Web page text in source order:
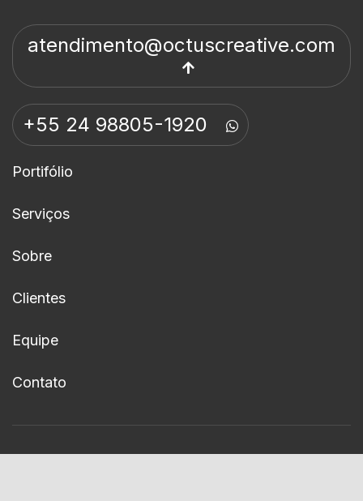
atendimento@octuscreative.com
+55 24 98805-1920
Portifólio
Serviços
Sobre
Clientes
Equipe
Contato